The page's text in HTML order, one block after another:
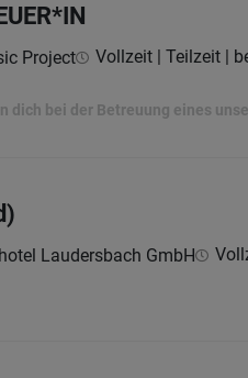
Project Vollzeit | Teilzeit |
dich bei der Betreuung eines
Laudersbach GmbH